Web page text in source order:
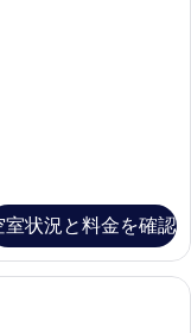
室状況と料金を確認